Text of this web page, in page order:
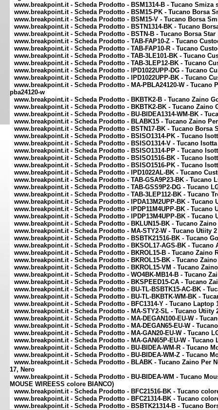
www.breakpoint.it - Scheda Prodotto - BSM1314-B - Tucano
www.breakpoint.it - Scheda Prodotto - BSM15-PK - Tucano Borsa
www.breakpoint.it - Scheda Prodotto - BSM15-V - Tucano Borsa
www.breakpoint.it - Scheda Prodotto - BSTN1314-BK - Tucano
www.breakpoint.it - Scheda Prodotto - BSTN-B - Tucano Borsa
www.breakpoint.it - Scheda Prodotto - TAB-FAP10-Z - Tucano
www.breakpoint.it - Scheda Prodotto - TAB-FAP10-R - Tucano
www.breakpoint.it - Scheda Prodotto - TAB-3LE101-BK - Tucano
www.breakpoint.it - Scheda Prodotto - TAB-3LEP12-BK - Tucano
www.breakpoint.it - Scheda Prodotto - IPD1022UPP-DG - Tucano
www.breakpoint.it - Scheda Prodotto - IPD1022UPP-BK - Tucano
www.breakpoint.it - Scheda Prodotto - MA-PBLA24120-W - Tucano
pba24120-w
www.breakpoint.it - Scheda Prodotto - BKBTK2-B - Tucano Zaino
www.breakpoint.it - Scheda Prodotto - BKBTK2-BK - Tucano
www.breakpoint.it - Scheda Prodotto - BU-BIDEA1314-WM-BK -
www.breakpoint.it - Scheda Prodotto - BLABK15 - Tucano Zaino
www.breakpoint.it - Scheda Prodotto - BSTN17-BK - Tucano Borsa
www.breakpoint.it - Scheda Prodotto - BSISO1314-PK - Tucano
www.breakpoint.it - Scheda Prodotto - BSISO1314-V - Tucano
www.breakpoint.it - Scheda Prodotto - BSISO1314-PP - Tucano
www.breakpoint.it - Scheda Prodotto - BSISO1516-BK - Tucano
www.breakpoint.it - Scheda Prodotto - BSISO1516-PK - Tucano
www.breakpoint.it - Scheda Prodotto - IPD1022AL-BK - Tucano
www.breakpoint.it - Scheda Prodotto - TAB-GSA9P23-BK - Tucano
www.breakpoint.it - Scheda Prodotto - TAB-GSS9P2-DG - Tucano
www.breakpoint.it - Scheda Prodotto - TAB-3LEP112-BK - Tucano
www.breakpoint.it - Scheda Prodotto - IPDA13M2UPP-BK - Tucano
www.breakpoint.it - Scheda Prodotto - IPDP11M4UPP-BK - Tucano
www.breakpoint.it - Scheda Prodotto - IPDP13M4UPP-BK - Tucano
www.breakpoint.it - Scheda Prodotto - BKLUN15-BK - Tucano
www.breakpoint.it - Scheda Prodotto - MA-STY2-W - Tucano Utiity
www.breakpoint.it - Scheda Prodotto - BSBTK21516-BK - Tucano
www.breakpoint.it - Scheda Prodotto - BKSOL17-AGS-BK -
www.breakpoint.it - Scheda Prodotto - BKROL15-B - Tucano
www.breakpoint.it - Scheda Prodotto - BKROL15-BK - Tucano
www.breakpoint.it - Scheda Prodotto - BKROL15-VM - Tucano
www.breakpoint.it - Scheda Prodotto - WO4BK-MB14-B - Tucano
www.breakpoint.it - Scheda Prodotto - BKSPEED15-CA - Tucano
www.breakpoint.it - Scheda Prodotto - BU-TL-BSBTK15-AC-BK -
www.breakpoint.it - Scheda Prodotto - BU-TL-BKBTK-WM-BK -
www.breakpoint.it - Scheda Prodotto - BFC1314-Y - Tucano Laptop
www.breakpoint.it - Scheda Prodotto - MA-STY2-SL - Tucano
www.breakpoint.it - Scheda Prodotto - MA-DEGAN100-EU-W -
www.breakpoint.it - Scheda Prodotto - MA-DEGAN65-EU-W -
www.breakpoint.it - Scheda Prodotto - MA-GAN20-EU-W - Tucano
www.breakpoint.it - Scheda Prodotto - MA-GAN65P-EU-W - Tucano
www.breakpoint.it - Scheda Prodotto - BU-BIDEA-WM-R - Tucano
www.breakpoint.it - Scheda Prodotto - BU-BIDEA-WM-Z - Tucano
www.breakpoint.it - Scheda Prodotto - BLABK - Tucano Zaino Per
17, Nero
www.breakpoint.it - Scheda Prodotto - BU-BIDEA-WM - Tucano
MOUSE WIREESS colore BIANCO)
www.breakpoint.it - Scheda Prodotto - BFC21516-BK - Tucano
www.breakpoint.it - Scheda Prodotto - BFC21314-BK - Tucano
www.breakpoint.it - Scheda Prodotto - BSBTK21314-B - Tucano